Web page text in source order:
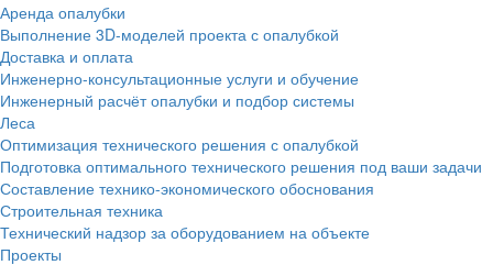
Аренда опалубки
Выполнение 3D-моделей проекта с опалубкой
Доставка и оплата
Инженерно-консультационные услуги и обучение
Инженерный расчёт опалубки и подбор системы
Леса
Оптимизация технического решения с опалубкой
Подготовка оптимального технического решения под ваши задачи
Составление технико-экономического обоснования
Строительная техника
Технический надзор за оборудованием на объекте
Проекты